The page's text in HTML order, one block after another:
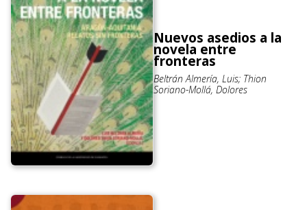
Nuevos asedios a la
novela entre
fronteras
Beltrán Almería, Luis; Thion
Soriano-Mollá, Dolores